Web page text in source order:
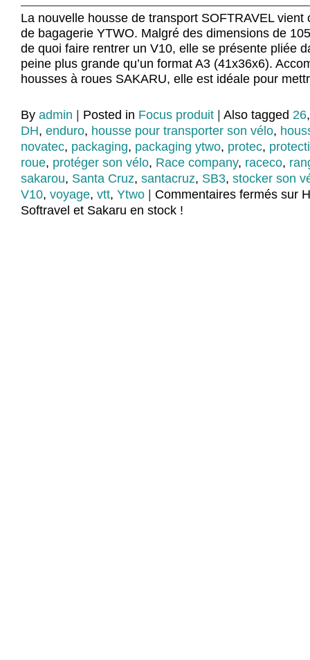
La nouvelle housse de transport SOFTRAVEL vient
de bagagerie YTWO. Malgré des dimensions de
de quoi faire rentrer un V10, elle se présente pliée
peine plus grande qu’un format A3 (41x36x6).
housses à roues SAKARU, elle est idéale pour
By admin Posted in Focus produit Also tagged 26
DH, enduro, housse pour transporter son vélo,
novatec, packaging, packaging ytwo, protec,
roue, protéger son vélo, Race company, raceco,
sakarou, Santa Cruz, santacruz, SB3, stocker son
V10, voyage, vtt, Ytwo Commentaires fermés sur
Softravel et Sakaru en stock !